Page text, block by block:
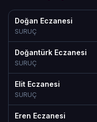
Doğan Eczanesi
SURUÇ
Doğantürk Eczanesi
SURUÇ
Elit Eczanesi
SURUÇ
Eren Eczanesi